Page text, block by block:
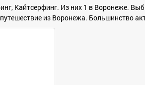
Кайтсерфинг. Из них 1 в Воронеже.
из Воронежа. Большинство